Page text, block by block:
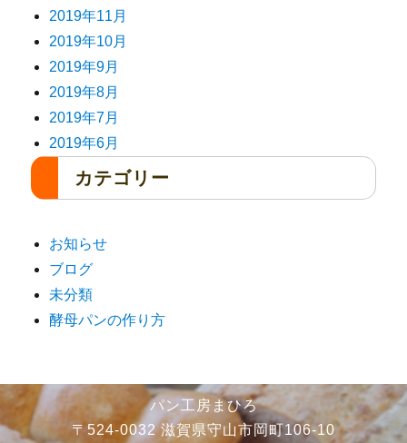
2019年11月
2019年10月
2019年9月
2019年8月
2019年7月
2019年6月
カテゴリー
お知らせ
ブログ
未分類
酵母パンの作り方
パン工房まひろ
〒524-0032 滋賀県守山市岡町106-10